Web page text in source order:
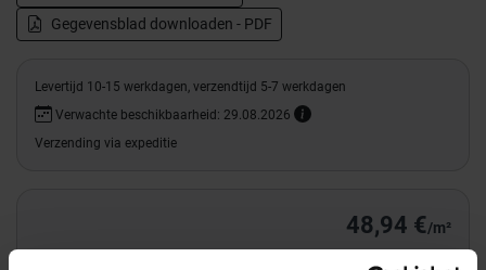
Gegevensblad downloaden - PDF
Levertijd 10-15 werkdagen, verzendtijd 5-7 werkdagen
Verwachte beschikbaarheid: 29.08.2026
Verzending via expeditie
48,94 €/m²